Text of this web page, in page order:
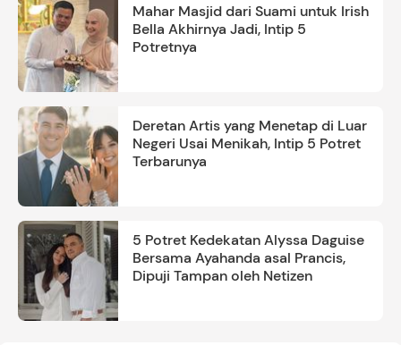
Mahar Masjid dari Suami untuk Irish
Bella Akhirnya Jadi, Intip 5
Potretnya
Deretan Artis yang Menetap di Luar
Negeri Usai Menikah, Intip 5 Potret
Terbarunya
5 Potret Kedekatan Alyssa Daguise
Bersama Ayahanda asal Prancis,
Dipuji Tampan oleh Netizen